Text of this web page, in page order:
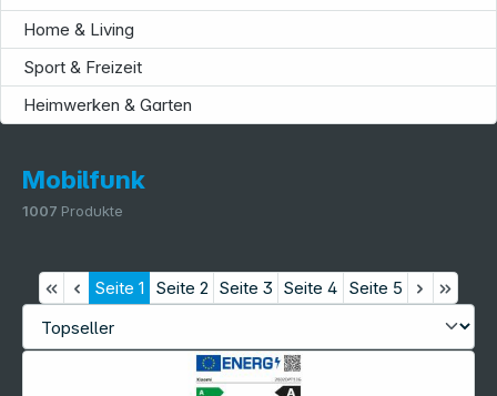
Home & Living
Sport & Freizeit
Heimwerken & Garten
Mobilfunk
1007 Produkte
Seite 1 Seite 2 Seite 3 Seite 4 Seite 5